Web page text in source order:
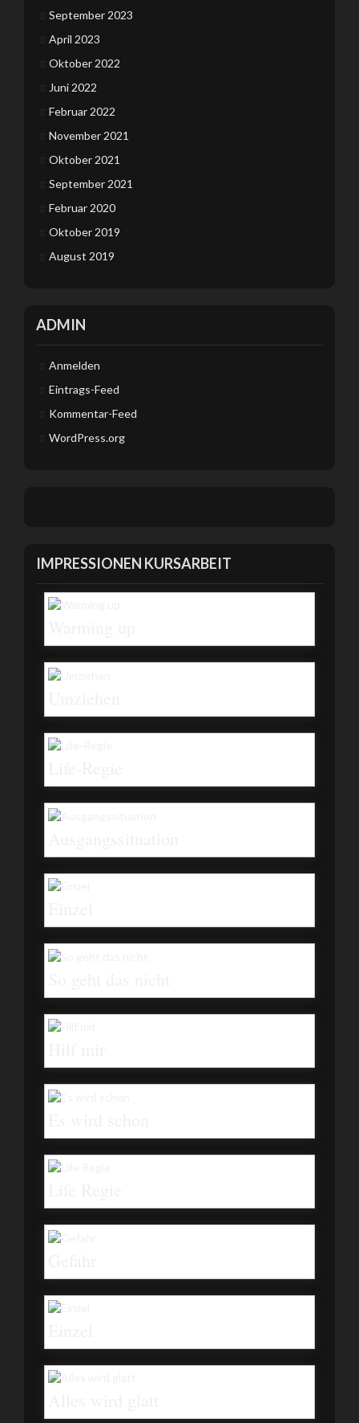
September 2023
April 2023
Oktober 2022
Juni 2022
Februar 2022
November 2021
Oktober 2021
September 2021
Februar 2020
Oktober 2019
August 2019
ADMIN
Anmelden
Eintrags-Feed
Kommentar-Feed
WordPress.org
IMPRESSIONEN KURSARBEIT